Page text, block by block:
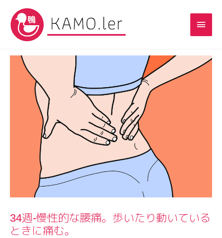
34週-慢性的な腰痛。歩いたり動いている
ときに痛む。